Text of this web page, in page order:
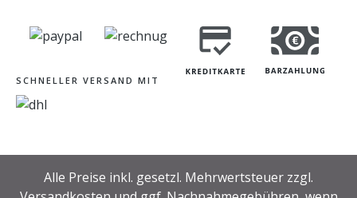
SCHNELLER VERSAND MIT
Alle Preise inkl. gesetzl. Mehrwertsteuer zzgl.